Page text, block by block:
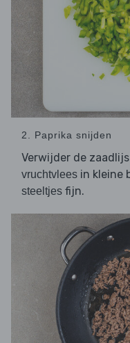
2. Paprika snijden
Verwijder de
vruchtvlees in kleine
steeltjes fijn.